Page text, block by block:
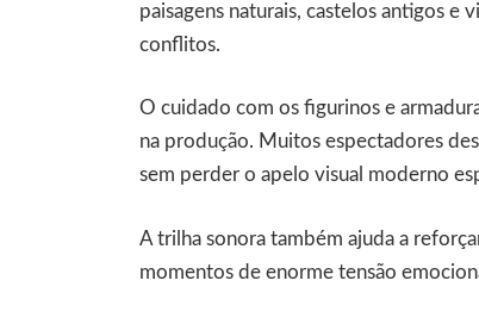
paisagens naturais, castelos antigos e
conflitos.
O cuidado com os figurinos e
na produção. Muitos espectadores
sem perder o apelo visual moderno
A trilha sonora também ajuda a
momentos de enorme tensão